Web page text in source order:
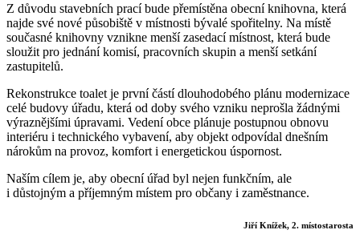
Z důvodu stavebních prací bude přemístěna obecní knihovna, která
najde své nové působiště v místnosti bývalé spořitelny. Na místě
současné knihovny vznikne menší zasedací místnost, která bude
sloužit pro jednání komisí, pracovních skupin a menší setkání
zastupitelů.
Rekonstrukce toalet je první částí dlouhodobého plánu modernizace
celé budovy úřadu, která od doby svého vzniku neprošla žádnými
výraznějšími úpravami. Vedení obce plánuje postupnou obnovu
interiéru i technického vybavení, aby objekt odpovídal dnešním
nárokům na provoz, komfort i energetickou úspornost.
Naším cílem je, aby obecní úřad byl nejen funkčním, ale
i důstojným a příjemným místem pro občany i zaměstnance.
Jiří Knížek, 2. místostarosta